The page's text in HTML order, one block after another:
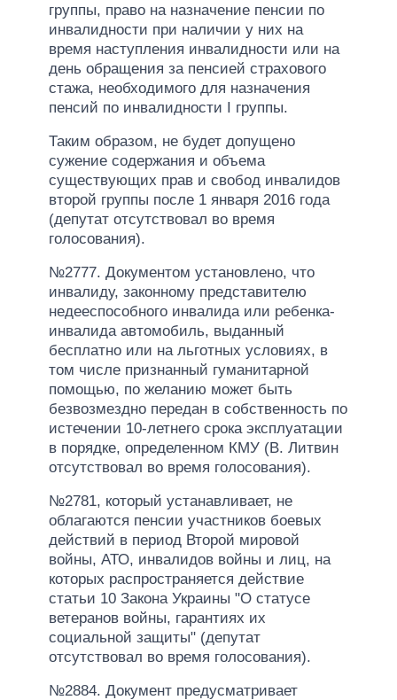
группы, право на назначение пенсии по
инвалидности при наличии у них на
время наступления инвалидности или на
день обращения за пенсией страхового
стажа, необходимого для назначения
пенсий по инвалидности I группы.
Таким образом, не будет допущено
сужение содержания и объема
существующих прав и свобод инвалидов
второй группы после 1 января 2016 года
(депутат отсутствовал во время
голосования).
№2777. Документом установлено, что
инвалиду, законному представителю
недееспособного инвалида или ребенка-
инвалида автомобиль, выданный
бесплатно или на льготных условиях, в
том числе признанный гуманитарной
помощью, по желанию может быть
безвозмездно передан в собственность по
истечении 10-летнего срока эксплуатации
в порядке, определенном КМУ (В. Литвин
отсутствовал во время голосования).
№2781, который устанавливает, не
облагаются пенсии участников боевых
действий в период Второй мировой
войны, АТО, инвалидов войны и лиц, на
которых распространяется действие
статьи 10 Закона Украины "О статусе
ветеранов войны, гарантиях их
социальной защиты" (депутат
отсутствовал во время голосования).
№2884. Документ предусматривает